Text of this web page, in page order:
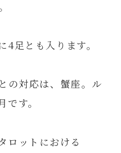
4足とも入ります。
の対応は、蟹座。ル
す。
ロットにおける